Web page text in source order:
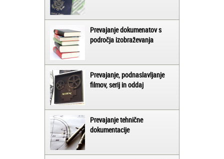
Prevajanje dokumenatov s
področja izobraževanja
Prevajanje, podnaslavljanje
filmov, serij in oddaj
Prevajanje tehnične
dokumentacije